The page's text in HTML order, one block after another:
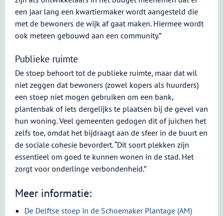
een jaar lang een kwartiermaker wordt aangesteld die
met de bewoners de wijk af gaat maken. Hiermee wordt
ook meteen gebouwd aan een community.”
Publieke ruimte
De stoep behoort tot de publieke ruimte, maar dat wil
niet zeggen dat bewoners (zowel kopers als huurders)
een stoep niet mogen gebruiken om een bank,
plantenbak of iets dergelijks te plaatsen bij de gevel van
hun woning. Veel gemeenten gedogen dit of juichen het
zelfs toe, omdat het bijdraagt aan de sfeer in de buurt en
de sociale cohesie bevordert. “Dit soort plekken zijn
essentieel om goed te kunnen wonen in de stad. Het
zorgt voor onderlinge verbondenheid.”
Meer informatie:
De Delftse stoep in de Schoemaker Plantage (AM)